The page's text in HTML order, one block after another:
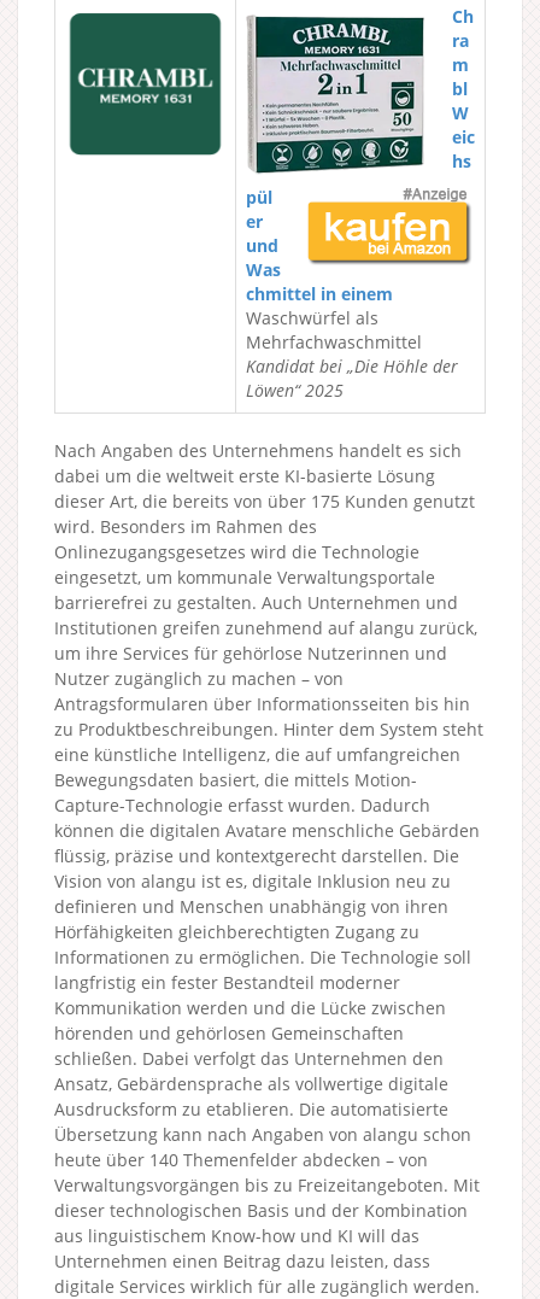
Ch
ra
m
bl
W
eic
hs
pül
er
und
Was
chmittel in einem
Waschwürfel als
Mehrfachwaschmittel
Kandidat bei „Die Höhle der
Löwen“ 2025
Nach Angaben des Unternehmens handelt es sich
dabei um die weltweit erste KI-basierte Lösung
dieser Art, die bereits von über 175 Kunden genutzt
wird. Besonders im Rahmen des
Onlinezugangsgesetzes wird die Technologie
eingesetzt, um kommunale Verwaltungsportale
barrierefrei zu gestalten. Auch Unternehmen und
Institutionen greifen zunehmend auf alangu zurück,
um ihre Services für gehörlose Nutzerinnen und
Nutzer zugänglich zu machen – von
Antragsformularen über Informationsseiten bis hin
zu Produktbeschreibungen. Hinter dem System steht
eine künstliche Intelligenz, die auf umfangreichen
Bewegungsdaten basiert, die mittels Motion-
Capture-Technologie erfasst wurden. Dadurch
können die digitalen Avatare menschliche Gebärden
flüssig, präzise und kontextgerecht darstellen. Die
Vision von alangu ist es, digitale Inklusion neu zu
definieren und Menschen unabhängig von ihren
Hörfähigkeiten gleichberechtigten Zugang zu
Informationen zu ermöglichen. Die Technologie soll
langfristig ein fester Bestandteil moderner
Kommunikation werden und die Lücke zwischen
hörenden und gehörlosen Gemeinschaften
schließen. Dabei verfolgt das Unternehmen den
Ansatz, Gebärdensprache als vollwertige digitale
Ausdrucksform zu etablieren. Die automatisierte
Übersetzung kann nach Angaben von alangu schon
heute über 140 Themenfelder abdecken – von
Verwaltungsvorgängen bis zu Freizeitangeboten. Mit
dieser technologischen Basis und der Kombination
aus linguistischem Know-how und KI will das
Unternehmen einen Beitrag dazu leisten, dass
digitale Services wirklich für alle zugänglich werden.